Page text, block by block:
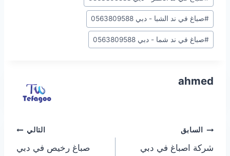
#صباغ في ند الشبا - دبي 0563809588
#صباغ في ند شما - دبي 0563809588
ahmed
تصفّح
السابق
شركة اصباغ في دبي
التالي
صباغ رخيص في دبي